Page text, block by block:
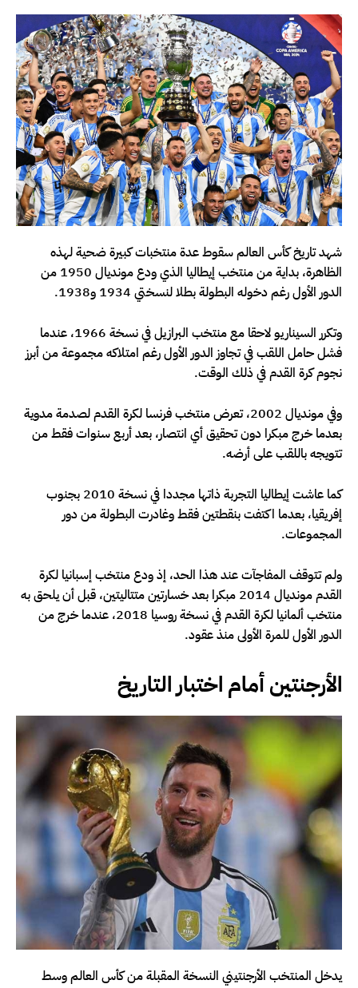
شهد تاريخ كأس العالم سقوط عدة منتخبات كبيرة ضحية لهذه
الظاهرة، بداية من منتخب إيطاليا الذي ودع مونديال 1950 من
الدور الأول رغم دخوله البطولة بطلا لنسختي 1934 و1938.
وتكرر السيناريو لاحقا مع منتخب البرازيل في نسخة 1966، عندما
فشل حامل اللقب في تجاوز الدور الأول رغم امتلاكه مجموعة من أبرز
نجوم كرة القدم في ذلك الوقت.
وفي مونديال 2002، تعرض منتخب فرنسا لكرة القدم لصدمة مدوية
بعدما خرج مبكرا دون تحقيق أي انتصار، بعد أربع سنوات فقط من
تتويجه باللقب على أرضه.
كما عاشت إيطاليا التجربة ذاتها مجددا في نسخة 2010 بجنوب
إفريقيا، بعدما اكتفت بنقطتين فقط وغادرت البطولة من دور
المجموعات.
ولم تتوقف المفاجآت عند هذا الحد، إذ ودع منتخب إسبانيا لكرة
القدم مونديال 2014 مبكرا بعد خسارتين متتاليتين، قبل أن يلحق به
منتخب ألمانيا لكرة القدم في نسخة روسيا 2018، عندما خرج من
الدور الأول للمرة الأولى منذ عقود.
الأرجنتين أمام اختبار التاريخ
يدخل المنتخب الأرجنتيني النسخة المقبلة من كأس العالم وسط